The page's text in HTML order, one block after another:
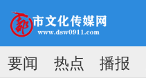
要闻 热点 播报